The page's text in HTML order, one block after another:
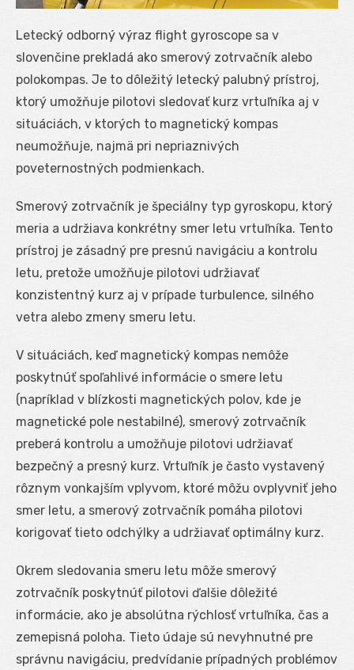
Letecký odborný výraz flight gyroscope sa v
slovenčine prekladá ako smerový zotrvačník alebo
polokompas. Je to dôležitý letecký palubný prístroj,
ktorý umožňuje pilotovi sledovať kurz vrtuľníka aj v
situáciách, v ktorých to magnetický kompas
neumožňuje, najmä pri nepriaznivých
poveternostných podmienkach.
Smerový zotrvačník je špeciálny typ gyroskopu, ktorý
meria a udržiava konkrétny smer letu vrtuľníka. Tento
prístroj je zásadný pre presnú navigáciu a kontrolu
letu, pretože umožňuje pilotovi udržiavať
konzistentný kurz aj v prípade turbulence, silného
vetra alebo zmeny smeru letu.
V situáciách, keď magnetický kompas nemôže
poskytnúť spoľahlivé informácie o smere letu
(napríklad v blízkosti magnetických polov, kde je
magnetické pole nestabilné), smerový zotrvačník
preberá kontrolu a umožňuje pilotovi udržiavať
bezpečný a presný kurz. Vrtuľník je často vystavený
rôznym vonkajším vplyvom, ktoré môžu ovplyvniť jeho
smer letu, a smerový zotrvačník pomáha pilotovi
korigovať tieto odchýlky a udržiavať optimálny kurz.
Okrem sledovania smeru letu môže smerový
zotrvačník poskytnúť pilotovi ďalšie dôležité
informácie, ako je absolútna rýchlosť vrtuľníka, čas a
zemepisná poloha. Tieto údaje sú nevyhnutné pre
správnu navigáciu, predvídanie prípadných problémov